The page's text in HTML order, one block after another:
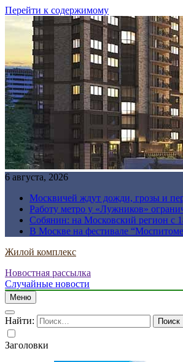
Перейти к содержимому
6 августа, 2026
Москвичей ждут дожди, грозы и
Работу метро у «Лужников»
Собянин: на Московский регион с
В Москве на фестивале
Жилой комплекс
Новостная рассылка
Случайные новости
Меню
Найти:
Заголовки